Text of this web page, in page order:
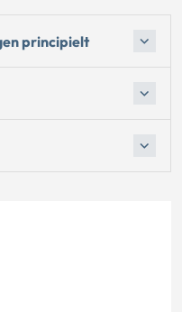
principielt